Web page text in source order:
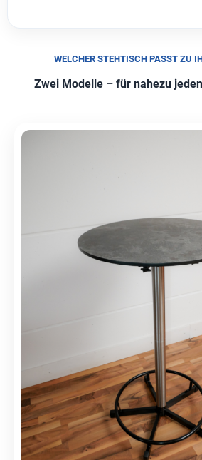
WELCHER STEHTISCH PASST ZU
Zwei Modelle – für nahezu